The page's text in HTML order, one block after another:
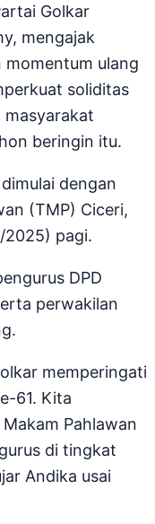
Golkar
mengajak
momentum ulang
soliditas
masyarakat
beringin itu.
dengan
(TMP) Ciceri,
2025) pagi.
DPD
perwakilan
memperingati
61. Kita
Pahlawan
di tingkat
Andika usai